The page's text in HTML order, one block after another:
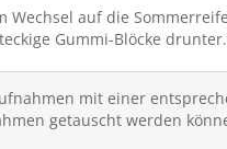
Wechsel auf die
Gummi-Blöcke drunter.
mit einer
getauscht werden